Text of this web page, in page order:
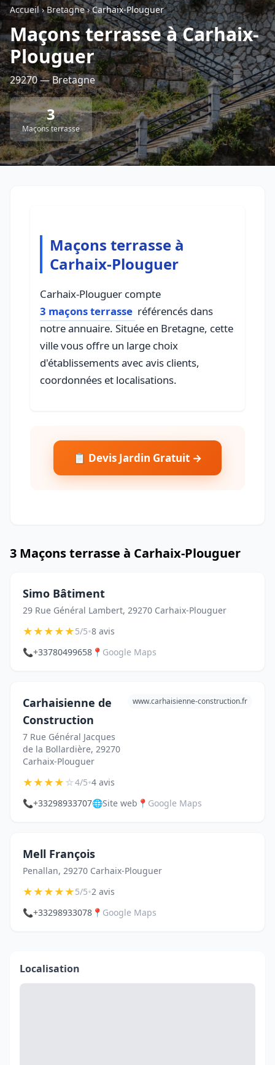
Retour à la liste des métiers
CGU - Confidentialité- Service proposé parViteUnDevis.com -Vous
Accueil›Bretagne›Carhaix-Plouguer
Maçons terrasse à Carhaix-
Plouguer
29270 — Bretagne
3
Maçons terrasse
Maçons terrasse à
Carhaix-Plouguer
Carhaix-Plouguer compte
3 maçons terrasse référencés dans
notre annuaire. Située en Bretagne, cette
ville vous offre un large choix
d'établissements avec avis clients,
coordonnées et localisations.
📋 Devis Jardin Gratuit →
3 Maçons terrasse à Carhaix-Plouguer
Simo Bâtiment
29 Rue Général Lambert, 29270 Carhaix-Plouguer
★★★★★5/5•8 avis
📞+33780499658 📍 Google Maps
Carhaisienne de
Construction
7 Rue Général Jacques
de la Bollardière, 29270
Carhaix-Plouguer
www.carhaisienne-construction.fr
★★★★☆4/5•4 avis
📞+33298933707🌐Site web 📍 Google Maps
Mell François
Penallan, 29270 Carhaix-Plouguer
★★★★★5/5•2 avis
📞+33298933078 📍 Google Maps
Localisation